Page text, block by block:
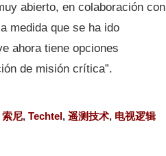
abierto, en colaboración con
medida que se ha ido
ahora tiene opciones
de misión crítica”.
索尼, Techtel, 遥测技术, 电视逻辑